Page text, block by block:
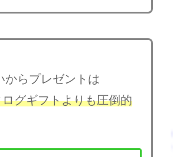
からプレゼントは
グギフトよりも圧倒的